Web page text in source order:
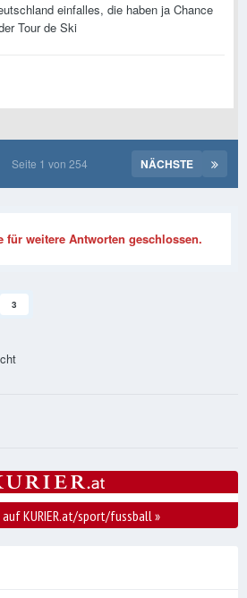
einfalles, die haben ja Chance
Tour de Ski
NÄCHSTE
Seite 1 von 254
für weitere Antworten geschlossen.
3
auf KURIER.at/sport/fussball»